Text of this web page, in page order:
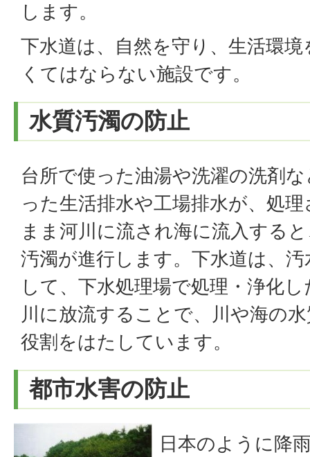
します。
下水道は、自然を守り、生活環
くてはならない施設です。
水質汚濁の防止
台所で使った油湯や洗濯の洗剤
った生活排水や工場排水が、処
まま河川に流され海に流入する
汚濁が進行します。下水道は、汚
して、下水処理場で処理・浄化し
川に放流することで、川や海の
役割をはたしています。
都市水害の防止
日本のように降